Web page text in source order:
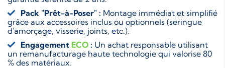
Pack "Prêt-à-Poser" : Montage immédiat et simplifié
grâce aux accessoires inclus ou optionnels (seringue
d'amorçage, visserie, joints, etc.).
Engagement ECO : Un achat responsable utilisant
un remanufacturage haute technologie qui valorise 80
% des matériaux.